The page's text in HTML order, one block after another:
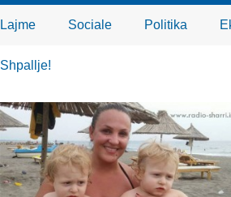
Lajme Sociale Politika
Shpallje!